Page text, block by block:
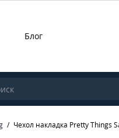
Блог
Чехол накладка Pretty Things